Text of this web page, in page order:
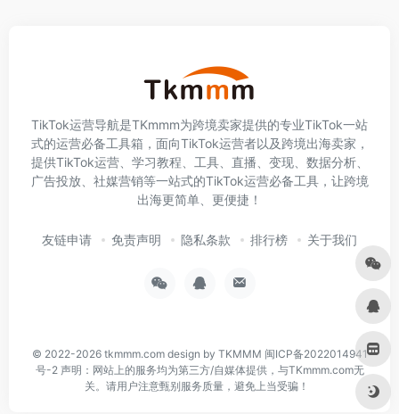
TikTok运营导航是TKmmm为跨境卖家提供的专业TikTok一站
式的运营必备工具箱，面向TikTok运营者以及跨境出海卖家，
提供TikTok运营、学习教程、工具、直播、变现、数据分析、
广告投放、社媒营销等一站式的TikTok运营必备工具，让跨境
出海更简单、更便捷！
友链申请 免责声明 隐私条款 排行榜 关于我们
© 2022-2026 tkmmm.comdesign by TKMMM 闽ICP备2022014941
号-2声明：网站上的服务均为第三方/自媒体提供，与TKmmm.com无
关。请用户注意甄别服务质量，避免上当受骗！